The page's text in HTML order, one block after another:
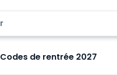
Codes de rentrée 2027